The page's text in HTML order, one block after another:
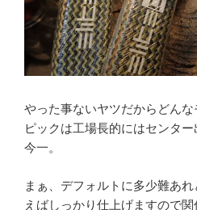
やった事ないヤツだからどんな
ピックは工場長的にはセンタ
今一。
まぁ、デフォルトに多少難あ
えばしっかり仕上げますので